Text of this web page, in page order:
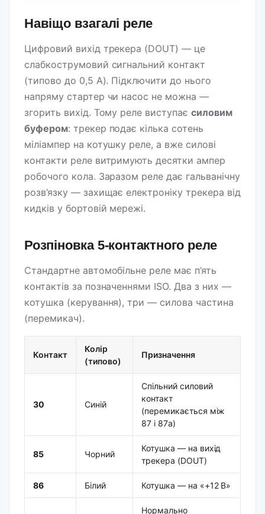
Навіщо взагалі реле
Цифровий вихід трекера (DOUT) — це
слабкострумовий сигнальний контакт
(типово до 0,5 А). Підключити до нього
напряму стартер чи насос не можна —
згорить вихід. Тому реле виступає силовим
буфером: трекер подає кілька сотень
міліампер на котушку реле, а вже силові
контакти реле витримують десятки ампер
робочого кола. Заразом реле дає гальванічну
розв’язку — захищає електроніку трекера від
кидків у бортовій мережі.
Розпіновка 5-контактного реле
Стандартне автомобільне реле має п’ять
контактів за позначеннями ISO. Два з них —
котушка (керування), три — силова частина
(перемикач).
Контакт
Колір
(типово)
Призначення
30 Синій
Спільний силовий
контакт
(перемикається між
87 і 87a)
85 Чорний
Котушка — на вихід
трекера (DOUT)
86 Білий Котушка — на «+12 В»
Нормально